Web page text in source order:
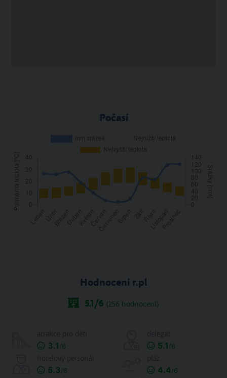
Počasí
Hodnocení r.pl
5.1/6 (256 hodnocení)
3.1 /6 5.1 /6
5.3/6 4.4/6